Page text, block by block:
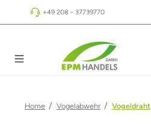
Zum Hauptinhalt springen
+49 208 - 37739770
Home / Vogelabwehr / Vogeldraht